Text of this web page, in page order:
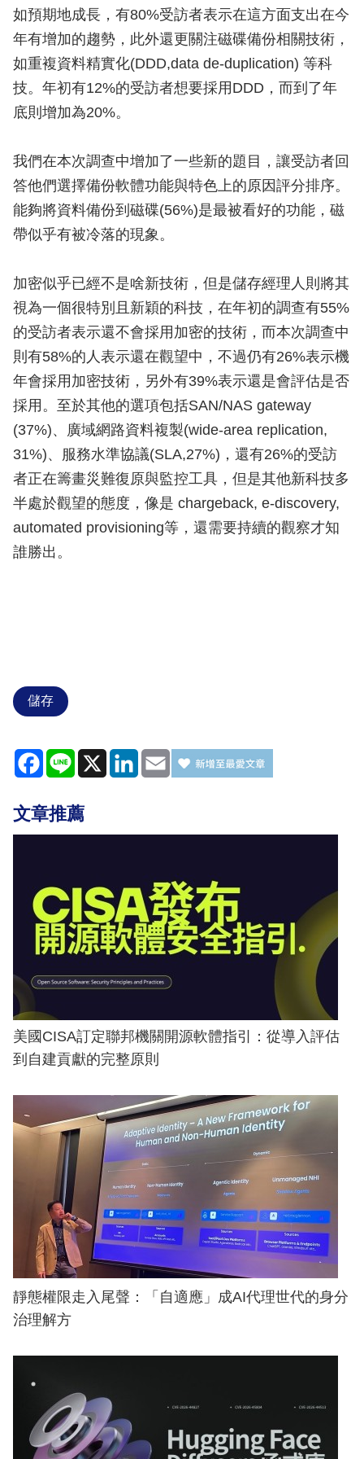
如預期地成長，有80%受訪者表示在這方面支出在今
年有增加的趨勢，此外還更關注磁碟備份相關技術，
如重複資料精實化(DDD,data de-duplication) 等科
技。年初有12%的受訪者想要採用DDD，而到了年
底則增加為20%。
我們在本次調查中增加了一些新的題目，讓受訪者回
答他們選擇備份軟體功能與特色上的原因評分排序。
能夠將資料備份到磁碟(56%)是最被看好的功能，磁
帶似乎有被冷落的現象。
加密似乎已經不是啥新技術，但是儲存經理人則將其
視為一個很特別且新穎的科技，在年初的調查有55%
的受訪者表示還不會採用加密的技術，而本次調查中
則有58%的人表示還在觀望中，不過仍有26%表示機
年會採用加密技術，另外有39%表示還是會評估是否
採用。至於其他的選項包括SAN/NAS gateway
(37%)、廣域網路資料複製(wide-area replication,
31%)、服務水準協議(SLA,27%)，還有26%的受訪
者正在籌畫災難復原與監控工具，但是其他新科技多
半處於觀望的態度，像是 chargeback, e-discovery,
automated provisioning等，還需要持續的觀察才知
誰勝出。
儲存
Facebook
Line X LinkedIn
Email
文章推薦
美國CISA訂定聯邦機關開源軟體指引：從導入評估
到自建貢獻的完整原則
靜態權限走入尾聲：「自適應」成AI代理世代的身分
治理解方